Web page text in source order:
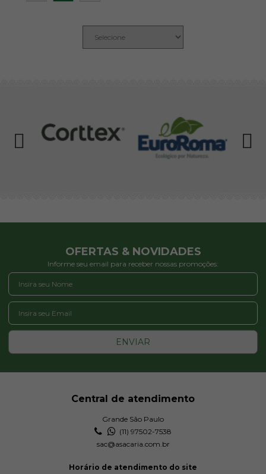
OFERTAS & NOVIDADES
Informe seu email para receber nossas promoções:
ENVIAR
Central de atendimento
Grande São Paulo
(11) 97502-7538
sac@asacaria.com.br
Horário de atendimento do site